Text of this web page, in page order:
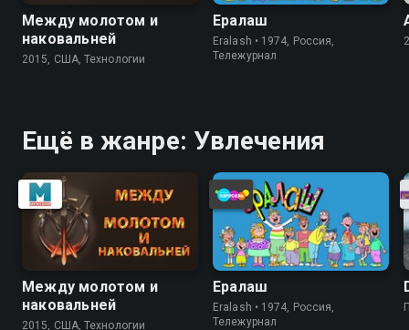
Между молотом и
наковальней
2015, США, Технологии
Ералаш
Eralash • 1974, Россия,
Тележурнал
Ещё в жанре: Увлечения
Между молотом и
наковальней
2015, США, Технологии
Ералаш
Eralash • 1974, Россия,
Тележурнал